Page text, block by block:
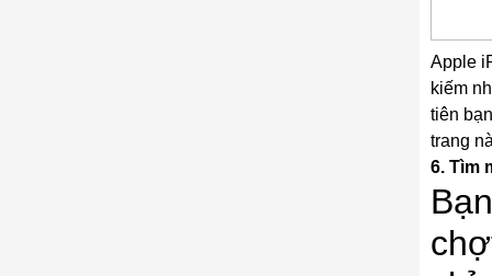
Apple
kiếm
tiên
trang
6. Tìm